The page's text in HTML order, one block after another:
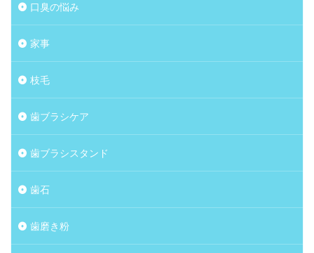
口臭の悩み
家事
枝毛
歯ブラシケア
歯ブラシスタンド
歯石
歯磨き粉